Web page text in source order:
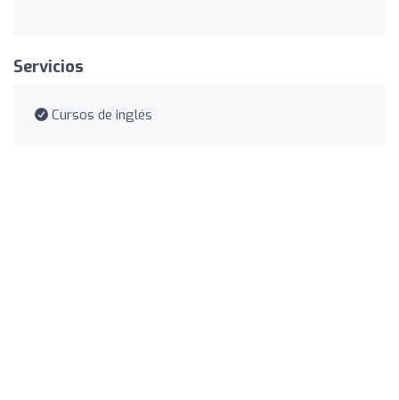
Servicios
Cursos de inglés